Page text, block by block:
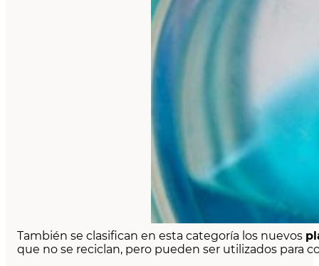
También se clasifican en esta categoría los nuevos
que no se reciclan, pero pueden ser utilizados para